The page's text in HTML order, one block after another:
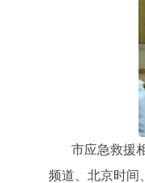
市应急救援
频道、北京时间